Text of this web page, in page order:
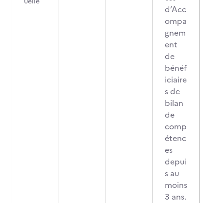
d’Acc
ompa
gnem
ent
de
bénéf
iciaire
s de
bilan
de
comp
étenc
es
depui
s au
moins
3 ans.